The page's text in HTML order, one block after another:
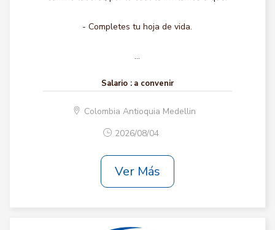
- Completes tu hoja de vida.
...
Salario : a convenir
Colombia Antioquia Medellin
2026/08/04
Ver Más